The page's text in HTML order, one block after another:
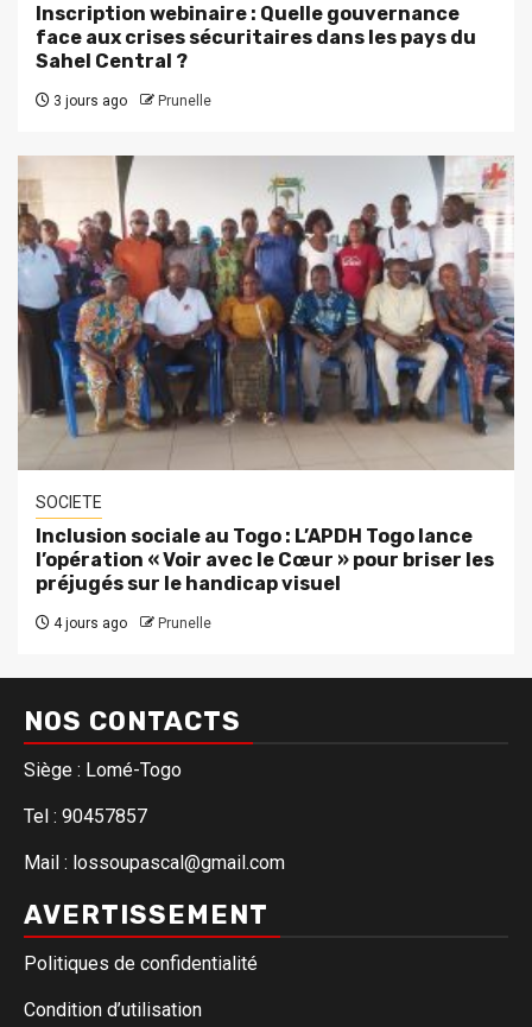
Inscription webinaire : Quelle gouvernance
face aux crises sécuritaires dans les pays du
Sahel Central ?
3 jours ago Prunelle
SOCIETE
Inclusion sociale au Togo : L’APDH Togo lance
l’opération « Voir avec le Cœur » pour briser les
préjugés sur le handicap visuel
4 jours ago Prunelle
NOS CONTACTS
Siège : Lomé-Togo
Tel : 90457857
Mail : lossoupascal@gmail.com
AVERTISSEMENT
Politiques de confidentialité
Condition d’utilisation